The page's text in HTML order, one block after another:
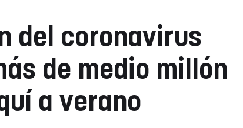
del coronavirus
de medio millón
a verano